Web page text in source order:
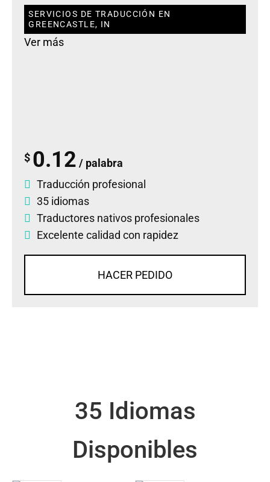
SERVICIOS DE TRADUCCIÓN EN
GREENCASTLE, IN
Ver más
$ 0.12 / palabra
Traducción profesional
35 idiomas
Traductores nativos profesionales
Excelente calidad con rapidez
HACER PEDIDO
35 Idiomas
Disponibles